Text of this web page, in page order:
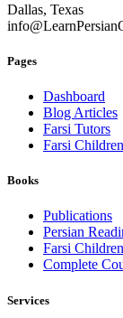
Dallas, Texas
Pages
Dashboard
Blog Articles
Farsi Tutors
Farsi
Books
Publications
Persian
Farsi
Complete
Services